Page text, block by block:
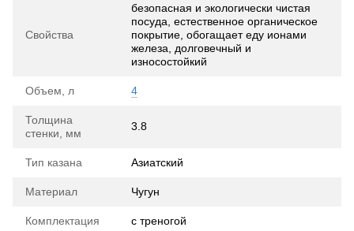
Свойства
безопасная и экологически чистая
посуда, естественное органическое
покрытие, обогащает еду ионами
железа, долговечный и
износостойкий
Объем, л 4
Толщина
стенки, мм
3.8
Тип казана Азиатский
Материал Чугун
Комплектация с треногой